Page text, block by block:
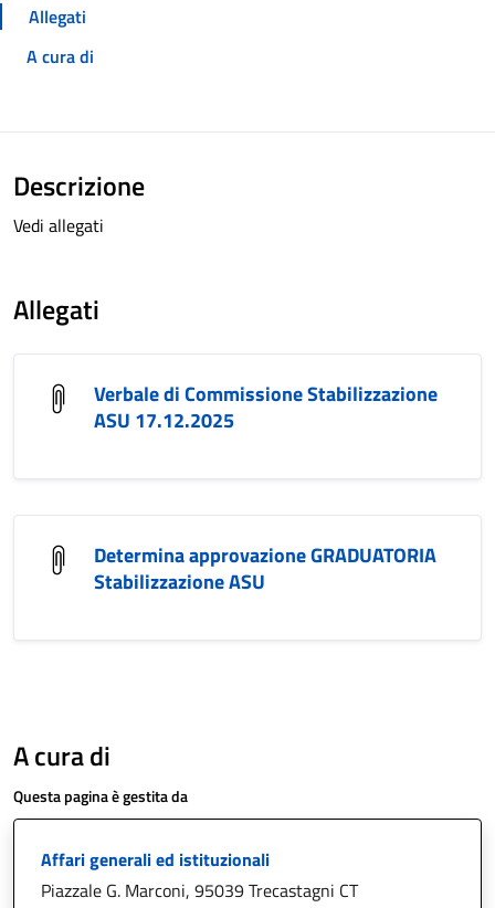
Allegati
A cura di
Descrizione
Vedi allegati
Allegati
Verbale di Commissione Stabilizzazione
ASU 17.12.2025
Determina approvazione GRADUATORIA
Stabilizzazione ASU
A cura di
Questa pagina è gestita da
Affari generali ed istituzionali
Piazzale G. Marconi, 95039 Trecastagni CT